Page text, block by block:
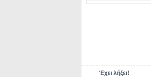
Έχει λήξει!